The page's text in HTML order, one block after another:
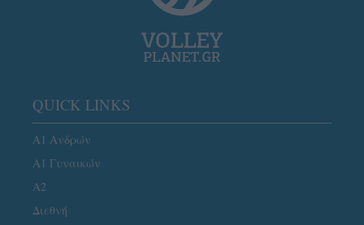
QUICK LINKS
Α1 Ανδρών
Α1 Γυναικών
A2
Διεθνή